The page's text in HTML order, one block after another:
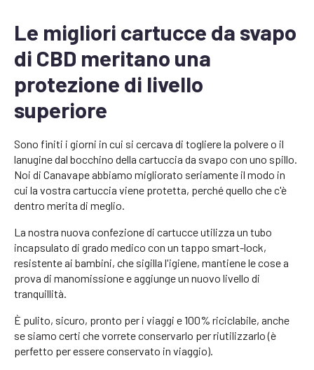
Le migliori cartucce da svapo
di CBD meritano una
protezione di livello
superiore
Sono finiti i giorni in cui si cercava di togliere la polvere o il
lanugine dal bocchino della cartuccia da svapo con uno spillo.
Noi di Canavape abbiamo migliorato seriamente il modo in
cui la vostra cartuccia viene protetta, perché quello che c'è
dentro merita di meglio.
La nostra nuova confezione di cartucce utilizza un tubo
incapsulato di grado medico con un tappo smart-lock,
resistente ai bambini, che sigilla l'igiene, mantiene le cose a
prova di manomissione e aggiunge un nuovo livello di
tranquillità.
È pulito, sicuro, pronto per i viaggi e 100% riciclabile, anche
se siamo certi che vorrete conservarlo per riutilizzarlo (è
perfetto per essere conservato in viaggio).